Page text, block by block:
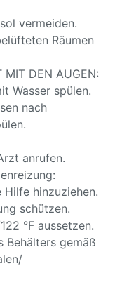
vermeiden.
Räumen
MIT DEN AUGEN:
Wasser spülen.
nach
anrufen.
hinzuziehen.
schützen.
°F aussetzen.
Behälters gemäß